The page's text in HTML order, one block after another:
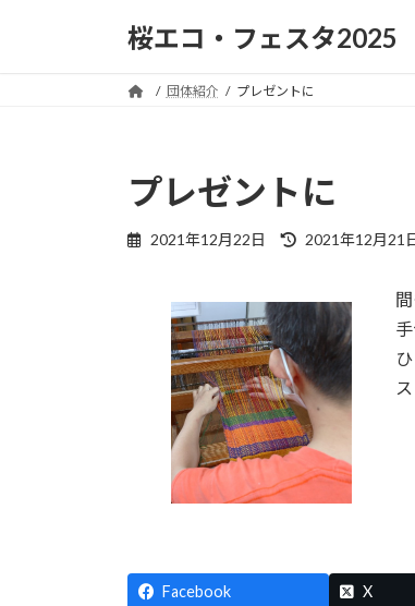
桜エコ・フェスタ2025
団体紹介 プレゼントに
プレゼントに
2021年12月22日
最
新
日
時
2021年12月21
Facebook X